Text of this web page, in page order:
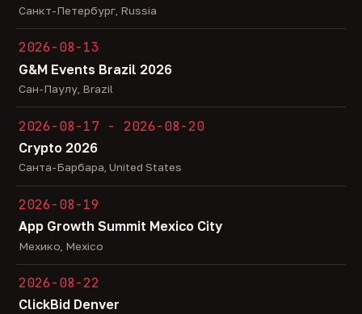
Санкт-Петербург, Russia
2026-08-13
G&M Events Brazil 2026
Сан-Паулу, Brazil
2026-08-17 - 2026-08-20
Crypto 2026
Санта-Барбара, United States
2026-08-19
App Growth Summit Mexico City
Мехико, Mexico
2026-08-22
ClickBid Denver